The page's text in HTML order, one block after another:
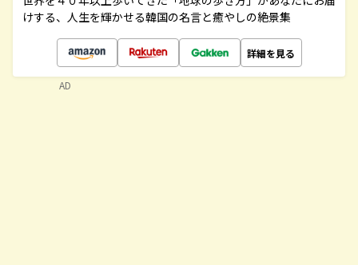
けする、人生を輝かせる韓国の名言と癒やしの絶景集
詳細を見る
AD